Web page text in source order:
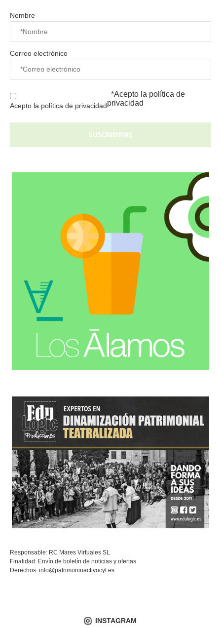
Nombre
Correo electrónico
Acepto la política de privacidad
*Acepto la política de
privacidad
Responsable: RC Mares Virtuales SL
Finalidad: Envío de boletín de noticias y ofertas
Derechos: info@patrimonioactivocyl.es
INSTAGRAM